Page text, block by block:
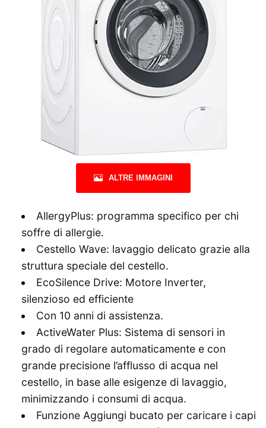
ALTRE IMMAGINI
AllergyPlus: programma specifico per chi
soffre di allergie.
Cestello Wave: lavaggio delicato grazie alla
struttura speciale del cestello.
EcoSilence Drive: Motore Inverter,
silenzioso ed efficiente
Con 10 anni di assistenza.
ActiveWater Plus: Sistema di sensori in
grado di regolare automaticamente e con
grande precisione l’afflusso di acqua nel
cestello, in base alle esigenze di lavaggio,
minimizzando i consumi di acqua.
Funzione Aggiungi bucato per caricare i capi